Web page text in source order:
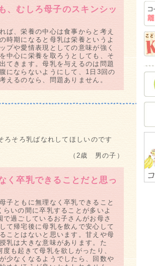
、むしろ母子のスキンシッ
ば、栄養の中心は食事からと考え
時期になると母乳は栄養というよ
プや愛情表現としての意味が強く
中心に栄養を取ろうとしても、そ
てきます。母乳を与えるのは問題
にならないようにして、1日3回の
えるのなら、問題ありません。
ろそろ乳ばなれしてほしいのです
（2歳 男の子）
く卒乳できることだと思っ
子ともに無理なく卒乳できること
いの間に卒乳することが多いよ
過ごしているお子さんがお母さ
て帰宅後に母乳を飲んで安心して
ことはないと思います。甘えや母
乳は大きな意味があります。た
も起きて母乳を欲しがったり、
少なくなるようでしたら、回数や